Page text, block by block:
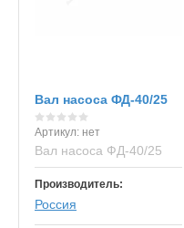
Вал насоса ФД-40/25
Артикул: нет
Вал насоса ФД-40/25
Производитель:
Россия